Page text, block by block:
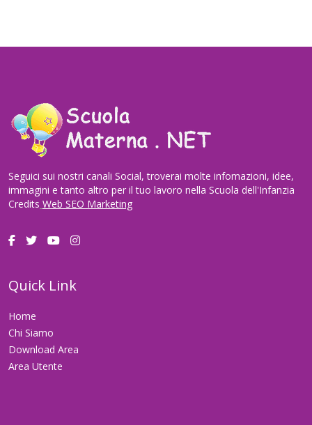
Seguici sui nostri canali Social, troverai molte infomazioni, idee,
immagini e tanto altro per il tuo lavoro nella Scuola dell'Infanzia
Credits Web SEO Marketing
Quick Link
Home
Chi Siamo
Download Area
Area Utente